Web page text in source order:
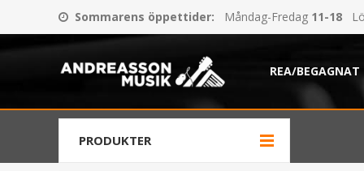
Sommarens öppettider: Måndag-Fredag 11-18
REA/BEGAGNAT
PRODUKTER